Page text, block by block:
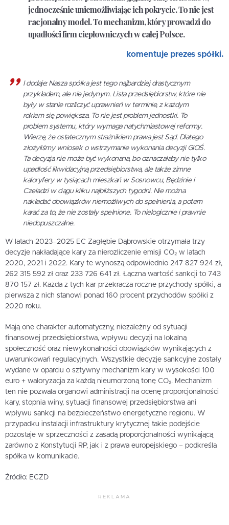
jednocześnie uniemożliwiając ich pokrycie. To nie jest
racjonalny model. To mechanizm, który prowadzi do
upadłości firm ciepłowniczych w całej Polsce.
komentuje prezes spółki.
I dodaje: Nasza spółka jest tego najbardziej drastycznym
przykładem, ale nie jedynym. Lista przedsiębiorstw, które nie
były w stanie rozliczyć uprawnień w terminie, z każdym
rokiem się powiększa. To nie jest problem jednostki. To
problem systemu, który wymaga natychmiastowej reformy.
Wierzę, że ostatecznym strażnikiem prawa jest Sąd. Dlatego
złożyliśmy wniosek o wstrzymanie wykonania decyzji GIOŚ.
Ta decyzja nie może być wykonana, bo oznaczałaby nie tylko
upadłość likwidacyjną przedsiębiorstwa, ale także zimne
kaloryfery w tysiącach mieszkań w Sosnowcu, Będzinie i
Czeladzi w ciągu kilku najbliższych tygodni. Nie można
nakładać obowiązków niemożliwych do spełnienia, a potem
karać za to, że nie zostały spełnione. To nielogicznie i prawnie
niedopuszczalne.
W latach 2023–2025 EC Zagłębie Dąbrowskie otrzymała trzy
decyzje nakładające kary za nierozliczenie emisji CO₂ w latach
2020, 2021 i 2022. Kary te wynoszą odpowiednio 247 827 924 zł,
262 315 592 zł oraz 233 726 641 zł. Łączna wartość sankcji to 743
870 157 zł. Każda z tych kar przekracza roczne przychody spółki, a
pierwsza z nich stanowi ponad 160 procent przychodów spółki z
2020 roku.
Mają one charakter automatyczny, niezależny od sytuacji
finansowej przedsiębiorstwa, wpływu decyzji na lokalną
społeczność oraz niewykonalności obowiązków wynikających z
uwarunkowań regulacyjnych. Wszystkie decyzje sankcyjne zostały
wydane w oparciu o sztywny mechanizm kary w wysokości 100
euro + waloryzacja za każdą nieumorzoną tonę CO₂. Mechanizm
ten nie pozwala organowi administracji na ocenę proporcjonalności
kary, stopnia winy, sytuacji finansowej przedsiębiorstwa ani
wpływu sankcji na bezpieczeństwo energetyczne regionu. W
przypadku instalacji infrastruktury krytycznej takie podejście
pozostaje w sprzeczności z zasadą proporcjonalności wynikającą
zarówno z Konstytucji RP, jak i z prawa europejskiego – podkreśla
spółka w komunikacie.
Źródło: ECZD
REKLAMA